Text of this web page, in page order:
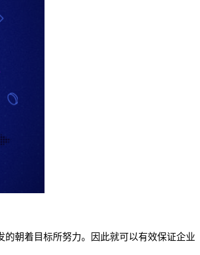
朝着目标所努力。因此就可以有效保证企业